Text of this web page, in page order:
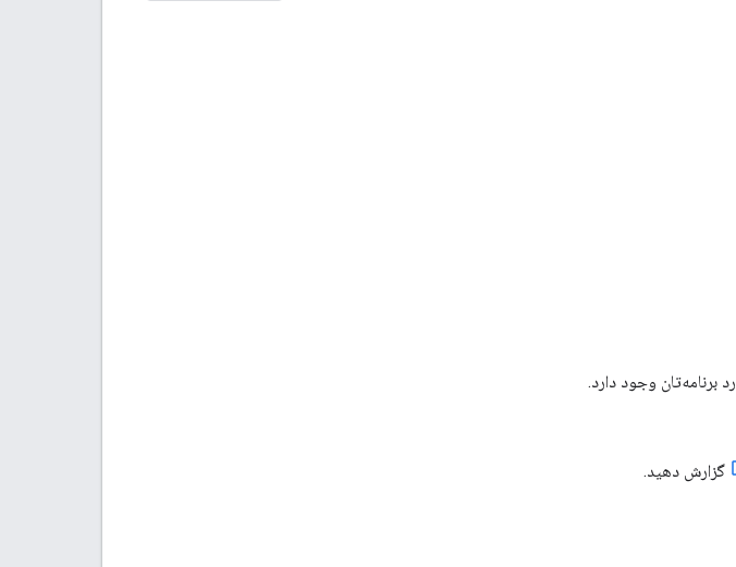
برنامه‌تان وجود دارد.
گزارش دهید.